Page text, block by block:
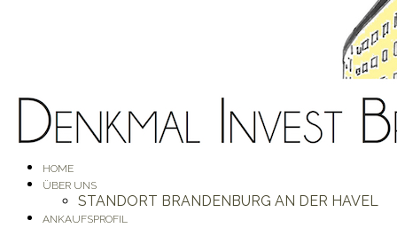
HOME
ÜBER UNS
STANDORT BRANDENBURG AN DER HAVEL
ANKAUFSPROFIL